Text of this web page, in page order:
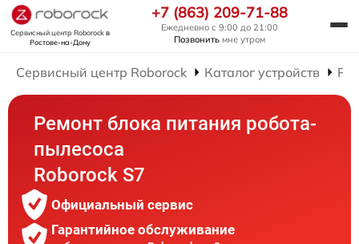
Сервисный центр Roborockв
Ростове-на-Дону
+7 (863) 209-71-88
Ежедневно с 9:00 до 21:00
Позвонить мне утром
Сервисный центр Roborock Каталог устройств
Ремонт блока питания робота-
пылесоса
Roborock S7
Официальный сервис
Гарантийное обслуживание